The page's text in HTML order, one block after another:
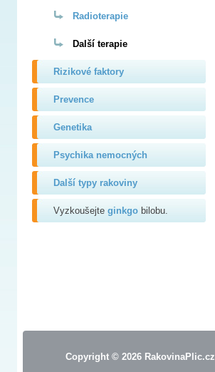
Radioterapie
Další terapie
Rizikové faktory
Prevence
Genetika
Psychika nemocných
Další typy rakoviny
Vyzkoušejte ginkgobilobu.
Copyright © 2026 RakovinaPlic.cz